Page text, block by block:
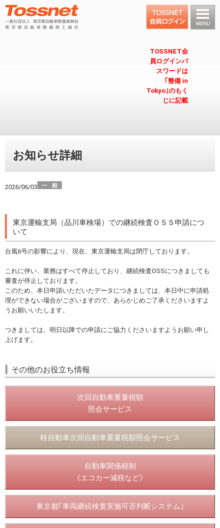
TOSSNET会
員ログインパ
スワードは
｢整備 in
Tokyo｣のもく
じに記載
お知らせ詳細
2026/06/03
東京運輸支局（品川車検場）での継続検査ＯＳＳ申請につ
いて
台風6号の影響により、現在、東京運輸支局は閉庁しております。
これに伴い、業務はすべて停止しており、継続検査OSSにつきましても
審査が停止しております。
このため、本日申請いただいたデータにつきましては、本日中に申請処
理ができない場合がございますので、あらかじめご了承くださいますよ
うお願いいたします。
つきましては、明日以降での申請にご協力くださいますようお願い申し
上げます。
その他のお役立ち情報
次回自動車重量税額
照会サービス
軽自動車次回自動車重量税額照会サービス
自動車関係税制
《エコカー減税など》
東京都｢車両継続検査実施可否判断システム｣